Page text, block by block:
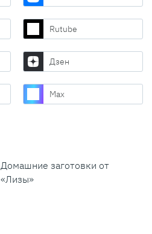
Rutube
Дзен
Max
Домашние заготовки от
«Лизы»